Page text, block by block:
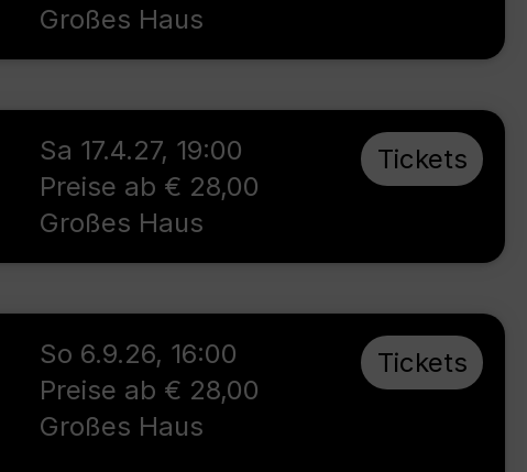
Großes Haus
Sa 17.4.27, 19:00
Preise ab € 28,00
Großes Haus
Tickets
So 6.9.26, 16:00
Preise ab € 28,00
Großes Haus
Tickets